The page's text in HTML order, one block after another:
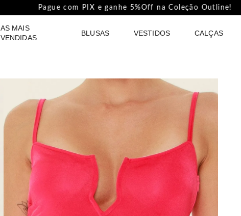
Pague com PIX e ganhe 5%Off na Coleção Outline!
AS MAIS
VENDIDAS
BLUSAS VESTIDOS CALÇAS